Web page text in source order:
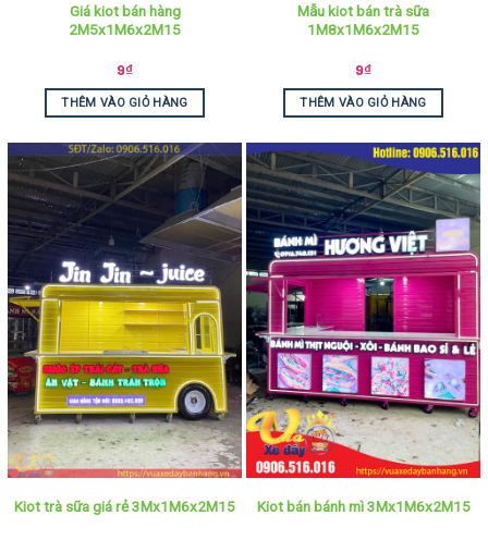
Giá kiot bán hàng
2M5x1M6x2M15
9₫
THÊM VÀO GIỎ HÀNG
Mẫu kiot bán trà sữa
1M8x1M6x2M15
9₫
THÊM VÀO GIỎ HÀNG
Kiot trà sữa giá rẻ 3Mx1M6x2M15 Kiot bán bánh mì 3Mx1M6x2M15